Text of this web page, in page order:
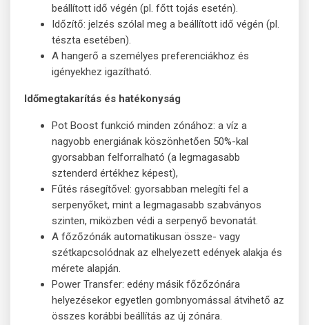
beállított idő végén (pl. főtt tojás esetén).
Időzítő: jelzés szólal meg a beállított idő végén (pl.
tészta esetében).
A hangerő a személyes preferenciákhoz és
igényekhez igazítható.
Időmegtakarítás és hatékonyság
Pot Boost funkció minden zónához: a víz a
nagyobb energiának köszönhetően 50%-kal
gyorsabban felforralható (a legmagasabb
sztenderd értékhez képest),
Fűtés rásegítővel: gyorsabban melegíti fel a
serpenyőket, mint a legmagasabb szabványos
szinten, miközben védi a serpenyő bevonatát.
A főzőzónák automatikusan össze- vagy
szétkapcsolódnak az elhelyezett edények alakja és
mérete alapján.
Power Transfer: edény másik főzőzónára
helyezésekor egyetlen gombnyomással átvihető az
összes korábbi beállítás az új zónára.